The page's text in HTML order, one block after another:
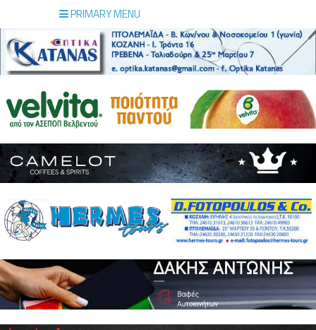
PRIMARY MENU